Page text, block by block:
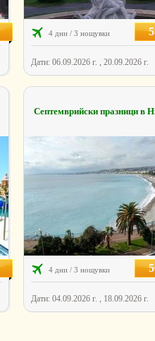
4 дни / 3 нощувки
Дати: 06.09.2026 г. , 20.09.2026 г.
Септемврийски празници в
4 дни / 3 нощувки
Дати: 04.09.2026 г. , 18.09.2026 г.